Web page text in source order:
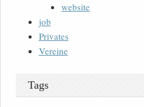
website
job
Privates
Vereine
Tags